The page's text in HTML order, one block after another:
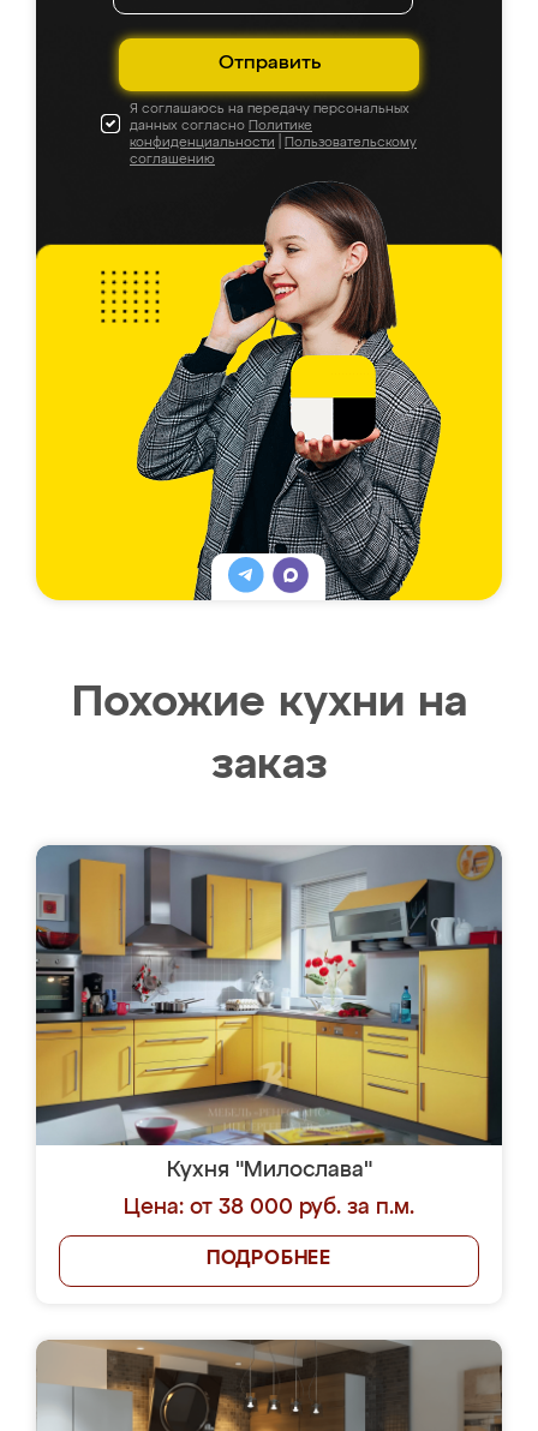
Отправить
Я соглашаюсь на передачу персональных
данных согласно Политике
конфиденциальности
Пользовательскому
соглашению
Похожие кухни на
заказ
Кухня "Милослава"
Цена: от 38 000 руб. за п.м.
ПОДРОБНЕЕ